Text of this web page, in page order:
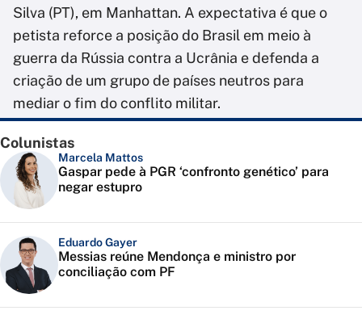
Silva (PT), em Manhattan. A expectativa é que o
petista reforce a posição do Brasil em meio à
guerra da Rússia contra a Ucrânia e defenda a
criação de um grupo de países neutros para
mediar o fim do conflito militar.
Colunistas
Marcela Mattos
Gaspar pede à PGR ‘confronto genético’ para
negar estupro
Eduardo Gayer
Messias reúne Mendonça e ministro por
conciliação com PF